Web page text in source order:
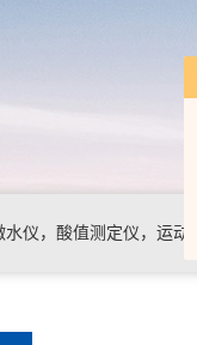
仪，酸值测定仪，运动